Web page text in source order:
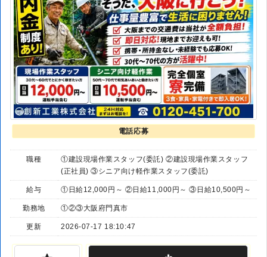
電話応募
職種
①建設現場作業スタッフ(委託) ②建設現場作業スタッフ
(正社員) ③シニア向け軽作業スタッフ(委託)
給与 ①日給12,000円～ ②日給11,000円～ ③日給10,500円～
勤務地 ①②③大阪府門真市
更新 2026-07-17 18:10:47